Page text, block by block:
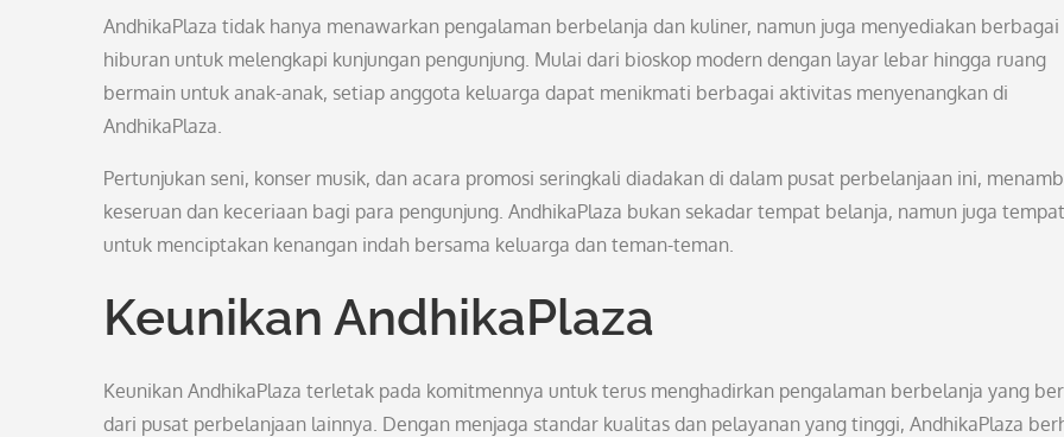
AndhikaPlaza tidak hanya menawarkan pengalaman berbelanja dan kuliner, namun juga menyediakan berbagai
hiburan untuk melengkapi kunjungan pengunjung. Mulai dari bioskop modern dengan layar lebar hingga ruang
bermain untuk anak-anak, setiap anggota keluarga dapat menikmati berbagai aktivitas menyenangkan di
AndhikaPlaza.
Pertunjukan seni, konser musik, dan acara promosi seringkali diadakan di dalam pusat perbelanjaan ini,
keseruan dan keceriaan bagi para pengunjung. AndhikaPlaza bukan sekadar tempat belanja, namun juga tempat
untuk menciptakan kenangan indah bersama keluarga dan teman-teman.
Keunikan AndhikaPlaza
Keunikan AndhikaPlaza terletak pada komitmennya untuk terus menghadirkan pengalaman berbelanja yang
dari pusat perbelanjaan lainnya. Dengan menjaga standar kualitas dan pelayanan yang tinggi, AndhikaPlaza